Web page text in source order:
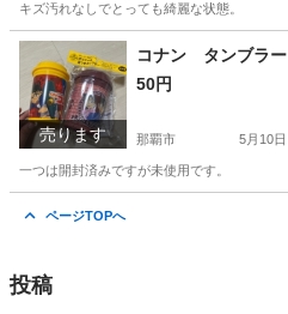
キズ汚れなしでとっても綺麗な状態。
沖縄 那覇市 バッグ
売ります
コナン タンブラー
50円
那覇市 5月10日
一つは開封済みですが未使用です。
ページTOPへ
投稿